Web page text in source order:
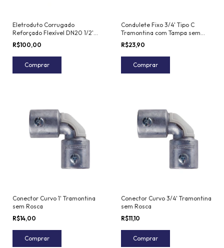
Eletroduto Corrugado
Reforçado Flexível DN20 1/2'
Tramontina 50 m
R$100,00
Comprar
Condulete Fixo 3/4' Tipo C
Tramontina com Tampa sem
Rosca
R$23,90
Comprar
Conector Curvo 1' Tramontina
sem Rosca
R$14,00
Comprar
Conector Curvo 3/4' Tramontina
sem Rosca
R$11,10
Comprar